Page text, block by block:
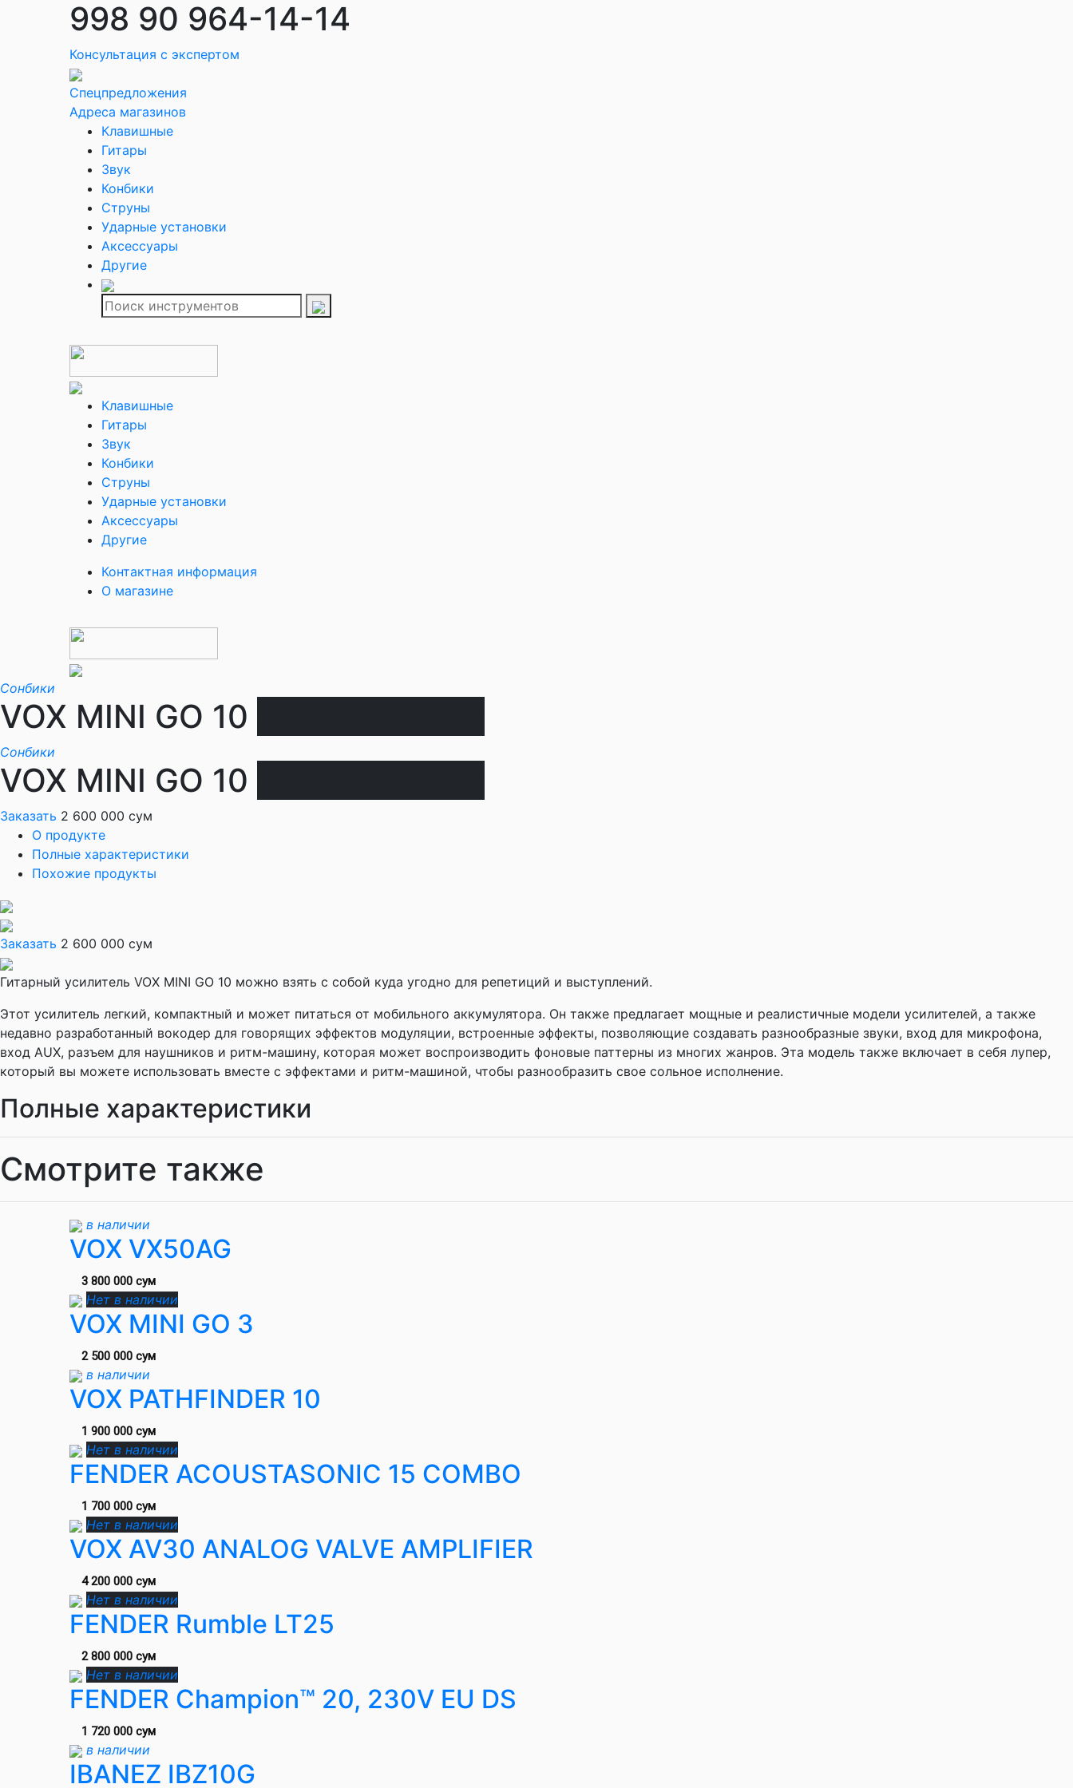
998 90 964-14-14
Консультация с экспертом
Спецпредложения
Адреса магазинов
Клавишные
Гитары
Звук
Конбики
Струны
Ударные установки
Аксессуары
Другие
Клавишные
Гитары
Звук
Конбики
Струны
Ударные установки
Аксессуары
Другие
Контактная информация
О магазине
Сонбики
VOX MINI GO 10
Сонбики
VOX MINI GO 10
Заказать 2 600 000 сум
О продукте
Полные характеристики
Похожие продукты
Заказать 2 600 000 сум
Гитарный усилитель VOX MINI GO 10 можно взять с собой куда угодно для репетиций и выступлений.
Этот усилитель легкий, компактный и может питаться от мобильного аккумулятора. Он также предлагает мощные и реалистичные модели усилителей, а также
недавно разработанный вокодер для говорящих эффектов модуляции, встроенные эффекты, позволяющие создавать разнообразные звуки, вход для микрофона,
вход AUX, разъем для наушников и ритм-машину, которая может воспроизводить фоновые паттерны из многих жанров. Эта модель также включает в себя лупер,
который вы можете использовать вместе с эффектами и ритм-машиной, чтобы разнообразить свое сольное исполнение.
Полные характеристики
Смотрите также
в наличии
VOX VX50AG
3 800 000 сум
Нет в наличии
VOX MINI GO 3
2 500 000 сум
в наличии
VOX PATHFINDER 10
1 900 000 сум
Нет в наличии
FENDER ACOUSTASONIC 15 COMBO
1 700 000 сум
Нет в наличии
VOX AV30 ANALOG VALVE AMPLIFIER
4 200 000 сум
Нет в наличии
FENDER Rumble LT25
2 800 000 сум
Нет в наличии
FENDER Champion™ 20, 230V EU DS
1 720 000 сум
в наличии
IBANEZ IBZ10G